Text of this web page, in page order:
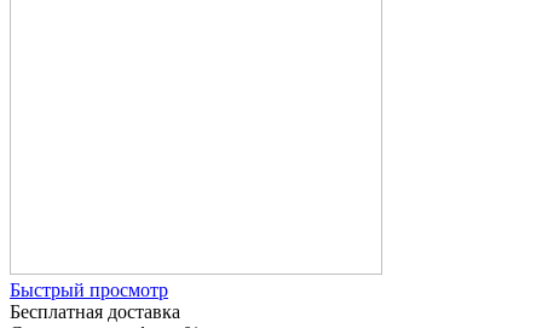
Быстрый просмотр
Бесплатная доставка